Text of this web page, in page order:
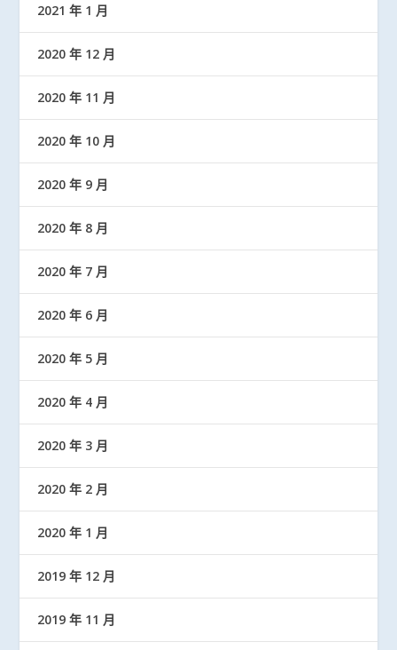
2021 年 1 月
2020 年 12 月
2020 年 11 月
2020 年 10 月
2020 年 9 月
2020 年 8 月
2020 年 7 月
2020 年 6 月
2020 年 5 月
2020 年 4 月
2020 年 3 月
2020 年 2 月
2020 年 1 月
2019 年 12 月
2019 年 11 月